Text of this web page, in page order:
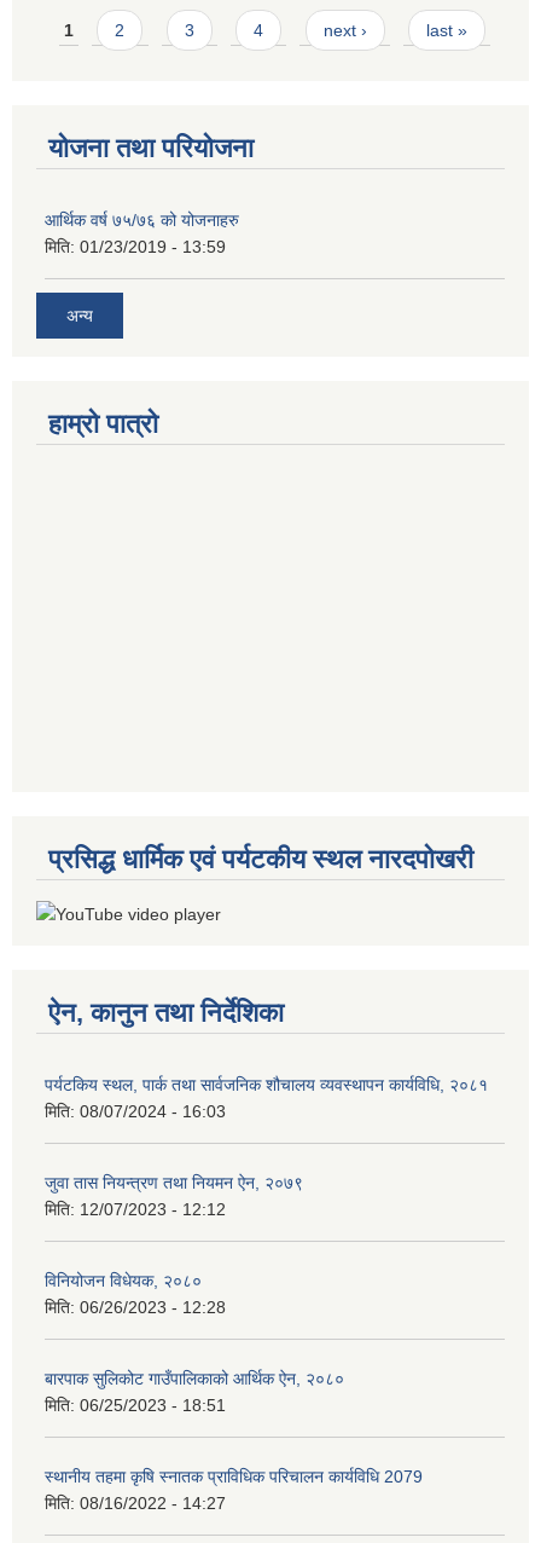
Pages
1 2 3 4 next › last »
योजना तथा परियोजना
आर्थिक वर्ष ७५/७६ को योजनाहरु
मिति: 01/23/2019 - 13:59
अन्य
हाम्रो पात्रो
प्रसिद्ध धार्मिक एवं पर्यटकीय स्थल नारदपोखरी
ऐन, कानुन तथा निर्देशिका
पर्यटकिय स्थल, पार्क तथा सार्वजनिक शौचालय व्यवस्थापन कार्यविधि, २०८१
मिति: 08/07/2024 - 16:03
जुवा तास नियन्त्रण तथा नियमन ऐन, २०७९
मिति: 12/07/2023 - 12:12
विनियोजन विधेयक, २०८०
मिति: 06/26/2023 - 12:28
बारपाक सुलिकोट गाउँपालिकाको आर्थिक ऐन, २०८०
मिति: 06/25/2023 - 18:51
स्थानीय तहमा कृषि स्नातक प्राविधिक परिचालन कार्यविधि 2079
मिति: 08/16/2022 - 14:27